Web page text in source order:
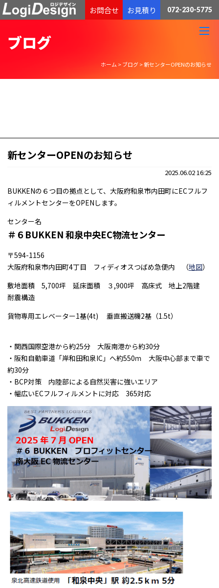
通販物流専門 低価格・発送代行のロジデザイン
お問合せ お見積り 072-230-5775
ブログ
ホーム >ブログ>新センターOPENのお知らせ
新センターOPENのお知らせ
2025.06.02 16:25
BUKKENの６つ目の拠点として、大阪府和泉市内田町にECフルフ
ィルメントセンターをOPENします。
センター名
＃６BUKKEN 和泉中央EC物流センター
〒594-1156
大阪府和泉市内田町4丁目 フィディオスつばめ急便内 （地図）
敷地面積 5,700坪 延床面積 ３,900坪 高床式 地上2階建
耐震構造
貨物専用エレベーター1基(4t) 垂直搬送機2基（1.5t）
・関西国際空港から約25分 大阪南港から約30分
・阪和自動車道「岸和田和泉IC」へ約550ｍ 大阪中心部まで車で
約30分
・BCP対策 内陸部による自然災害に強いエリア
・幅広いECフルフィルメントに対応 365対応